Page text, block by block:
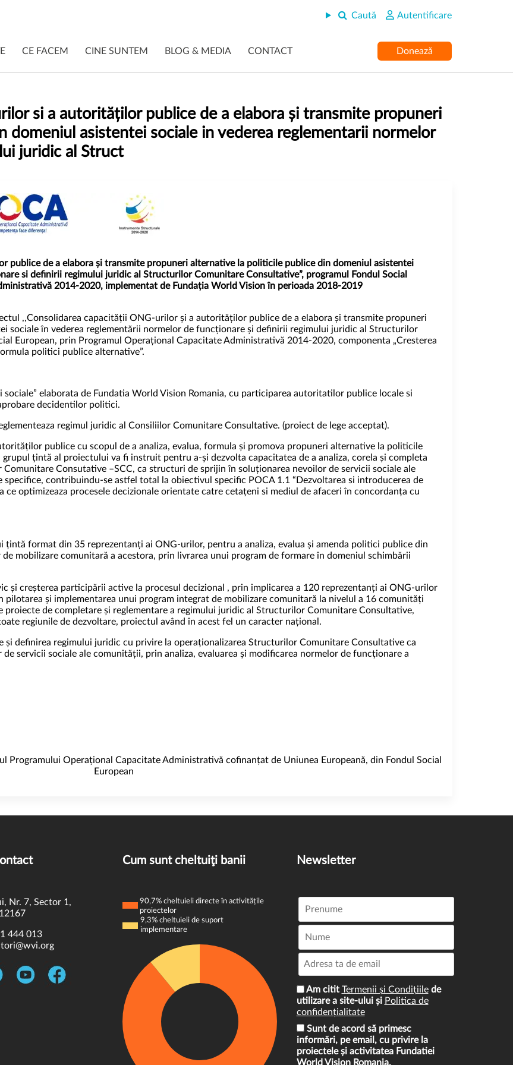
Caută Autentificare
CE FACEM CINE SUNTEM BLOG & MEDIA CONTACT Donează
si a autorităților publice de a elabora și transmite propuneri
asistentei sociale in vederea reglementarii normelor
juridic al Struct
publice de a elabora și transmite propuneri alternative la politicile publice din domeniul asistentei
si definirii regimului juridic al Structurilor Comunitare Consultative”, programul Fondul Social
2014-2020, implementat de Fundația World Vision în perioada 2018-2019
,,Consolidarea capacității ONG-urilor și a autorităților publice de a elabora și transmite propuneri
sociale în vederea reglementării normelor de funcționare și definirii regimului juridic al Structurilor
European, prin Programul Operațional Capacitate Administrativă 2014-2020, componenta „Cresterea
politici publice alternative”.
elaborata de Fundatia World Vision Romania, cu participarea autoritatilor publice locale si
decidentilor politici.
regimul juridic al Consiliilor Comunitare Consultative. (proiect de lege acceptat).
publice cu scopul de a analiza, evalua, formula și promova propuneri alternative la politicile
țintă al proiectului va fi instruit pentru a-și dezvolta capacitatea de a analiza, corela și completa
Consutative –SCC, ca structuri de sprijin în soluționarea nevoilor de servicii sociale ale
contribuindu-se astfel total la obiectivul specific POCA 1.1 “Dezvoltarea si introducerea de
optimizeaza procesele decizionale orientate catre cetațeni si mediul de afaceri în concordanța cu
țintă format din 35 reprezentanți ai ONG-urilor, pentru a analiza, evalua și amenda politici publice din
mobilizare comunitară a acestora, prin livrarea unui program de formare în domeniul schimbării
și creșterea participării active la procesul decizional , prin implicarea a 120 reprezentanți ai ONG-urilor
și implementarea unui program integrat de mobilizare comunitară la nivelul a 16 comunități
de completare și reglementare a regimului juridic al Structurilor Comunitare Consultative,
regiunile de dezvoltare, proiectul având în acest fel un caracter național.
și definirea regimului juridic cu privire la operaționalizarea Structurilor Comunitare Consultative ca
servicii sociale ale comunității, prin analiza, evaluarea și modificarea normelor de funcționare a
Programului Operațional Capacitate Administrativă cofinanțat de Uniunea Europeană, din Fondul Social
European
Nr. 7, Sector 1,
444 013
Cum sunt cheltuiţi banii
90,7% cheltuieli directe în activitățile
proiectelor
9,3% cheltuieli de suport
implementare
Newsletter
Am citit Termenii și Condițiilede
utilizare a site-ului și Politica de
confidențialitate
Sunt de acord să primesc
informări, pe email, cu privire la
proiectele și activitatea Fundatiei
World Vision Romania.